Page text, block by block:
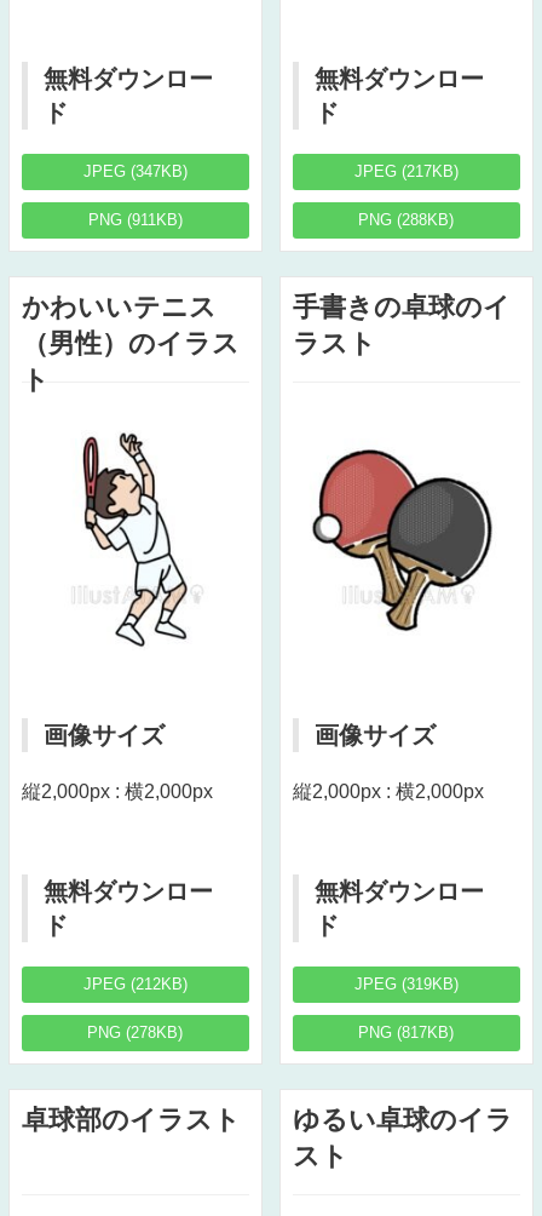
無料ダウンロー
ド
JPEG (347KB)
PNG (911KB)
無料ダウンロー
ド
JPEG (217KB)
PNG (288KB)
かわいいテニス
（男性）のイラス
ト
画像サイズ
縦2,000px : 横2,000px
無料ダウンロー
ド
JPEG (212KB)
PNG (278KB)
手書きの卓球のイ
ラスト
画像サイズ
縦2,000px : 横2,000px
無料ダウンロー
ド
JPEG (319KB)
PNG (817KB)
卓球部のイラスト
ゆるい卓球のイラ
スト